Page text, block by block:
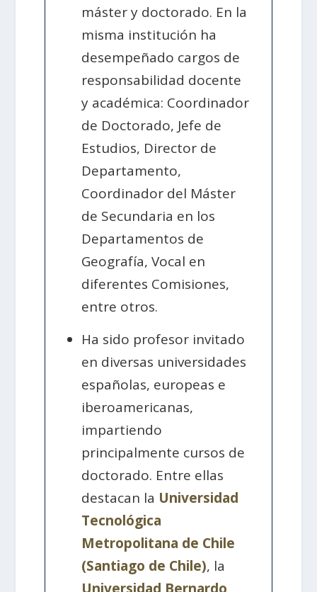
máster y doctorado. En la
misma institución ha
desempeñado cargos de
responsabilidad docente
y académica: Coordinador
de Doctorado, Jefe de
Estudios, Director de
Departamento,
Coordinador del Máster
de Secundaria en los
Departamentos de
Geografía, Vocal en
diferentes Comisiones,
entre otros.
Ha sido profesor invitado
en diversas universidades
españolas, europeas e
iberoamericanas,
impartiendo
principalmente cursos de
doctorado. Entre ellas
destacan la Universidad
Tecnológica
Metropolitana de Chile
(Santiago de Chile), la
Universidad Bernardo